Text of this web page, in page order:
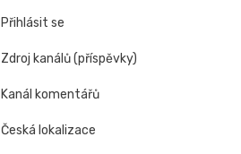
Přihlásit se
Zdroj kanálů (příspěvky)
Kanál komentářů
Česká lokalizace